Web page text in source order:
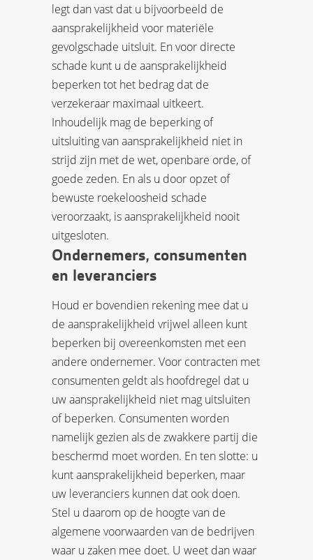
legt dan vast dat u bijvoorbeeld de
aansprakelijkheid voor materiële
gevolgschade uitsluit. En voor directe
schade kunt u de aansprakelijkheid
beperken tot het bedrag dat de
verzekeraar maximaal uitkeert.
Inhoudelijk mag de beperking of
uitsluiting van aansprakelijkheid niet in
strijd zijn met de wet, openbare orde, of
goede zeden. En als u door opzet of
bewuste roekeloosheid schade
veroorzaakt, is aansprakelijkheid nooit
uitgesloten.
Ondernemers, consumenten
en leveranciers
Houd er bovendien rekening mee dat u
de aansprakelijkheid vrijwel alleen kunt
beperken bij overeenkomsten met een
andere ondernemer. Voor contracten met
consumenten geldt als hoofdregel dat u
uw aansprakelijkheid niet mag uitsluiten
of beperken. Consumenten worden
namelijk gezien als de zwakkere partij die
beschermd moet worden. En ten slotte: u
kunt aansprakelijkheid beperken, maar
uw leveranciers kunnen dat ook doen.
Stel u daarom op de hoogte van de
algemene voorwaarden van de bedrijven
waar u zaken mee doet. U weet dan waar